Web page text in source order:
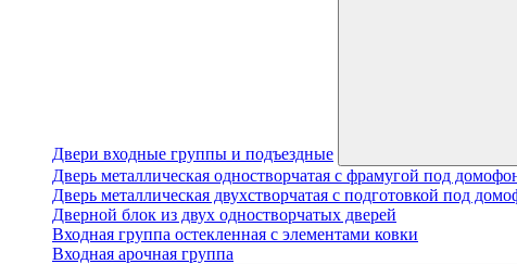
Двери входные группы и подъездные
Дверь металлическая одностворчатая с фрамугой под
Дверь металлическая двухстворчатая с подготовкой под
Дверной блок из двух одностворчатых дверей
Входная группа остекленная с элементами ковки
Входная арочная группа